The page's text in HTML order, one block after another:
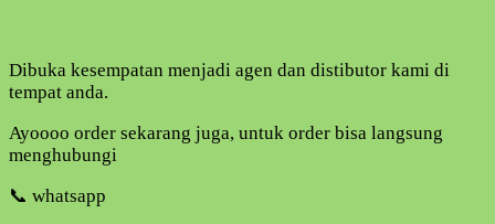
Dibuka kesempatan menjadi agen dan distibutor kami di
tempat anda.
Ayoooo order sekarang juga, untuk order bisa langsung
menghubungi
📞 whatsapp